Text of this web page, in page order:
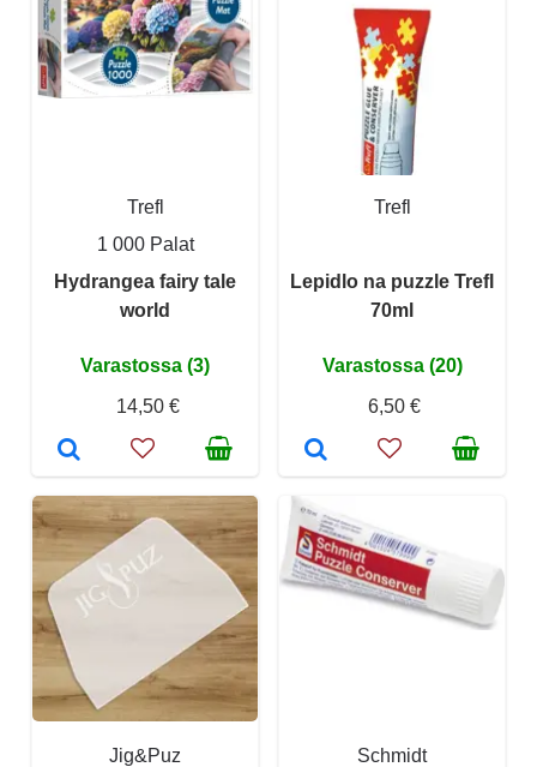
Trefl
1 000 Palat
Hydrangea fairy tale
world
Varastossa (3)
14,50 €
Trefl
Lepidlo na puzzle Trefl
70ml
Varastossa (20)
6,50 €
Jig&Puz Schmidt